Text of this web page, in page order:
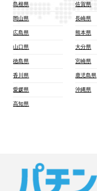
島根県
岡山県
広島県
山口県
徳島県
香川県
愛媛県
高知県
佐賀県
長崎県
熊本県
大分県
宮崎県
鹿児島県
沖縄県